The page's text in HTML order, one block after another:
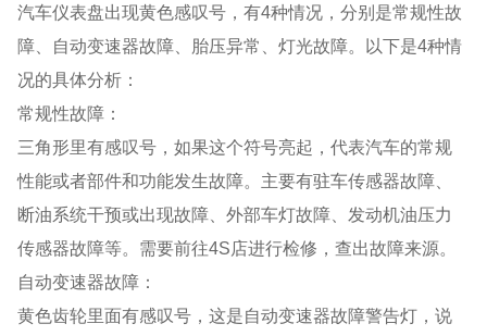
汽车仪表盘出现黄色感叹号，有4种情况，分别是常规性故
障、自动变速器故障、胎压异常、灯光故障。以下是4种情
况的具体分析：
常规性故障：
三角形里有感叹号，如果这个符号亮起，代表汽车的常规
性能或者部件和功能发生故障。主要有驻车传感器故障、
断油系统干预或出现故障、外部车灯故障、发动机油压力
传感器故障等。需要前往4S店进行检修，查出故障来源。
自动变速器故障：
黄色齿轮里面有感叹号，这是自动变速器故障警告灯，说